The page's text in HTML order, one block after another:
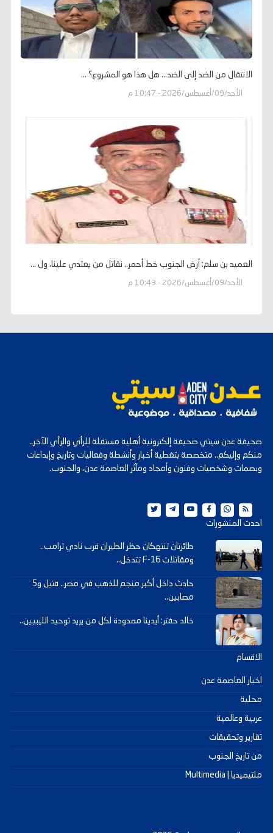
الانتقال من الضد إلى الضد... هل هذا هو المشروع؟ ...
الأحد/09/أغسطس/2026 - 10:47 م
العميد بن سلم: أرض الجنوب خط أحمر.. نقاتل من يعتدي علينا، ول ...
الأحد/09/أغسطس/2026 - 10:43 م
صحيفة عدن سيتي صحيفة إلكترونية أهلية مستقلة للرأي والرأي الآخر..
منكم وإليكم.. متخصصة بتغطية أخبار وأنشطة وفعاليات وتاريخ وإبداعات
وبصمات وشخصيات وفنون وأمجاد ومآثر العاصمة عدن، والجنوب.
احدث المنشورات
طائرتان تنتهكان حظر الطيران قرب نادي ترامب..
ومقاتلات F-16 تتدخل..
حادث داخل أكبر منجم للذهب في مصر.. قتيل و5
مصابين..
خالد حفتر: أيدينا ممدودة لكل من يريد توحيد الليبيين..
الاقسام
اخبار العاصمة عدن
محلية
عربية وعالمية
تقارير وتحقيقات
من تاريخ الجنوب
ملتيميديا | Multimedia